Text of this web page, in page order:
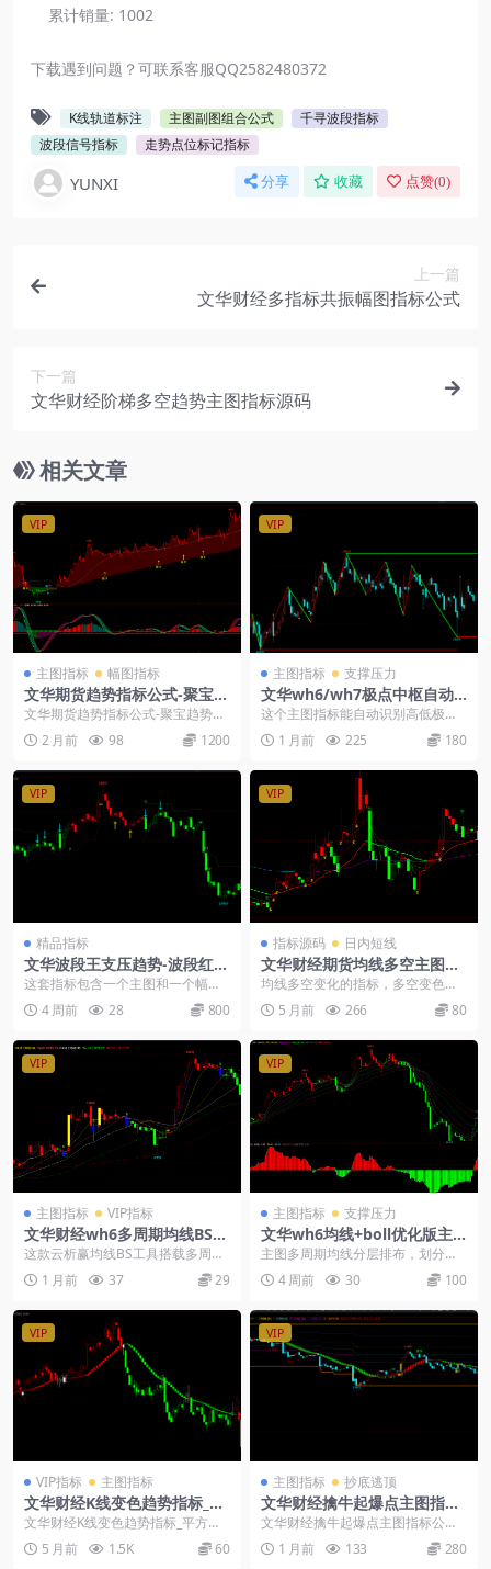
累计销量: 1002
下载遇到问题？可联系客服QQ2582480372
K线轨道标注 主图副图组合公式
千寻波段指标
波段信号指标
走势点位标记指标
YUNXI 分享 收藏 点赞(0)
上一篇
文华财经多指标共振幅图指标公式
下一篇
文华财经阶梯多空趋势主图指标源码
相关文章
VIP
主图指标 幅图指标
文华期货趋势指标公式-聚宝趋
势王-macd波段幅图
文华期货趋势指标公式-聚宝趋势王-
macd波段幅图： 适用文华财经软
件wh6 ...
2 月前 98 1200
VIP
主图指标 支撑压力
文华wh6/wh7极点中枢自动
画线主图指标公式源码
这个主图指标能自动识别高低极
点，画出红绿转折线和高低点画线
框，帮助判断价格运行轨...
1 月前 225 180
VIP
精品指标
文华波段王支压趋势-波段红绿
柱-顶底预警
这套指标包含一个主图和一个幅
图，主图是支撑压力转折，红绿柱
趋势涨跌变化。同时有一...
4 周前 28 800
VIP
指标源码 日内短线
文华财经期货均线多空主图指
标源码
均线多空变化的指标，多空变色均
线，利用均线的金叉和死叉，以及
多头排列，空头排列。...
5 月前 266 80
VIP
主图指标 VIP指标
文华财经wh6多周期均线BS指
标
这款云析赢均线BS工具搭载多周期
均线，自动标出 B、S参考信号，依
靠均线区间划分...
1 月前 37 29
VIP
主图指标 支撑压力
文华wh6均线+boll优化版主
图幅图源码
主图多周期均线分层排布，划分区
间运行轨道；副图boll带优化红绿柱
搭配中轴线，直...
4 周前 30 100
VIP
VIP指标 主图指标
文华财经K线变色趋势指标_平
方根EMA组合公式_红绿波段
操盘指标源码
文华财经K线变色趋势指标_平方根E
MA组合公式_红绿波段操盘指标源
码： 红柱看多...
5 月前 1.5K 60
VIP
主图指标 抄底逃顶
文华财经擒牛起爆点主图指标
公式-操盘线多空EMA均线系
统-筹码突破买点预警-黄金分
割压力支撑-波段低吸高抛神器
文华财经擒牛起爆点主图指标公式-
操盘线多空EMA均线系统-筹码突破
买点预警-黄金...
1 月前 133 280